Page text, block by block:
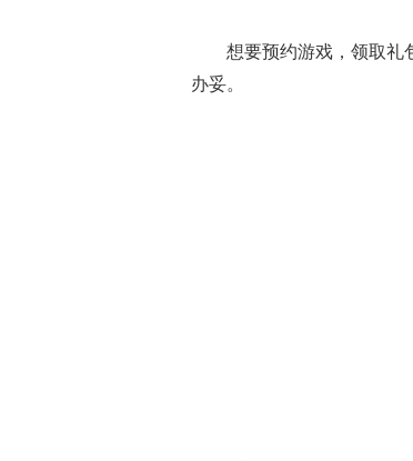
想要预约游戏，领取礼
办妥。